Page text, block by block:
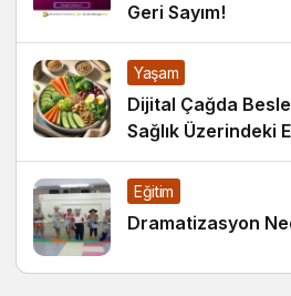
Geri Sayım!
Yaşam
Dijital Çağda
Sağlık Üzerindeki
Alışkanlıklar
Eğitim
Dramatizasyon